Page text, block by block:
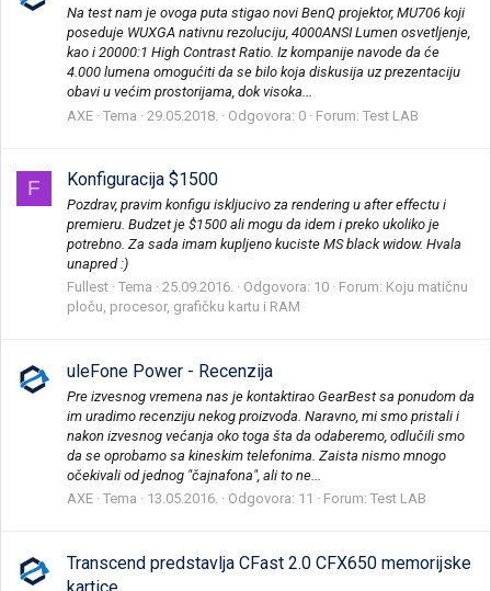
Na test nam je ovoga puta stigao novi BenQ projektor, MU706 koji
poseduje WUXGA nativnu rezoluciju, 4000ANSI Lumen osvetljenje,
kao i 20000:1 High Contrast Ratio. Iz kompanije navode da će
4.000 lumena omogućiti da se bilo koja diskusija uz prezentaciju
obavi u većim prostorijama, dok visoka...
AXE Tema 29.05.2018. Odgovora: 0 Forum: Test LAB
F Konfiguracija $1500
Pozdrav, pravim konfigu iskljucivo za rendering u after effectu i
premieru. Budzet je $1500 ali mogu da idem i preko ukoliko je
potrebno. Za sada imam kupljeno kuciste MS black widow. Hvala
unapred :)
Fullest Tema 25.09.2016. Odgovora: 10 Forum: Koju matičnu
ploču, procesor, grafičku kartu i RAM
uleFone Power - Recenzija
Pre izvesnog vremena nas je kontaktirao GearBest sa ponudom da
im uradimo recenziju nekog proizvoda. Naravno, mi smo pristali i
nakon izvesnog većanja oko toga šta da odaberemo, odlučili smo
da se oprobamo sa kineskim telefonima. Zaista nismo mnogo
očekivali od jednog "čajnafona", ali to ne...
AXE Tema 13.05.2016. Odgovora: 11 Forum: Test LAB
Transcend predstavlja CFast 2.0 CFX650 memorijske
kartice